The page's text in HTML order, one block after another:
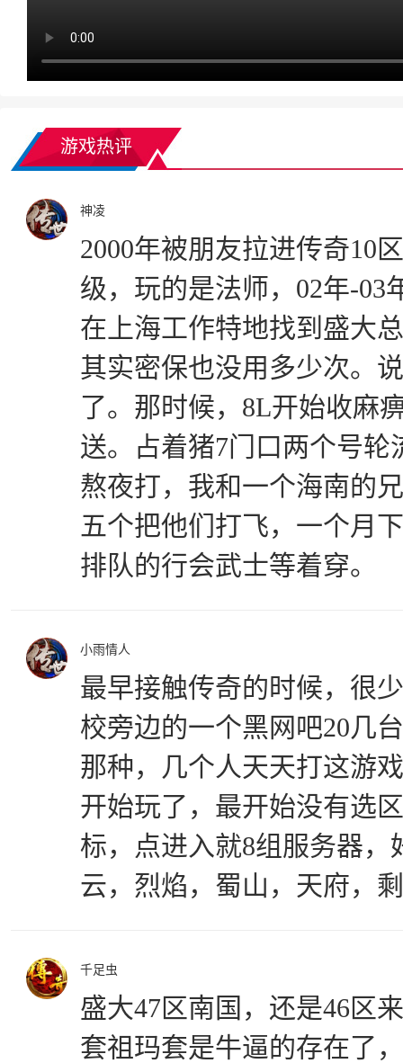
游戏热评
神凌
2000年被朋友拉进传奇10
级，玩的是法师，02年-03
在上海工作特地找到盛大
其实密保也没用多少次。
了。那时候，8L开始收麻
送。占着猪7门口两个号
熬夜打，我和一个海南的
五个把他们打飞，一个月
排队的行会武士等着穿。
小雨情人
最早接触传奇的时候，很
校旁边的一个黑网吧20几
那种，几个人天天打这游
开始玩了，最开始没有选
标，点进入就8组服务器
云，烈焰，蜀山，天府，
千足虫
盛大47区南国，还是46区
套祖玛套是牛逼的存在了